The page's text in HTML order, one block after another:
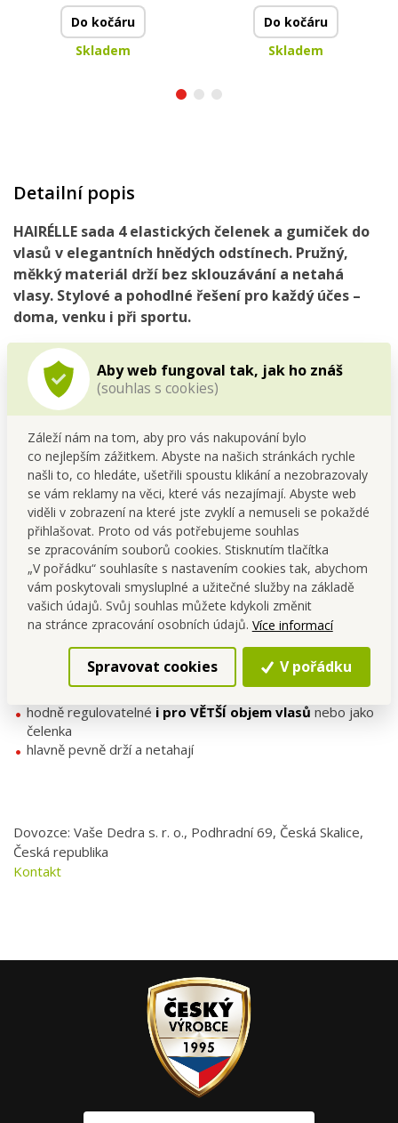
Aby web fungoval tak, jak ho znáš
(souhlas s cookies)
Záleží nám na tom, aby pro vás nakupování bylo
co nejlepším zážitkem. Abyste na našich stránkách rychle
našli to, co hledáte, ušetřili spoustu klikání a nezobrazovaly
se vám reklamy na věci, které vás nezajímají. Abyste web
viděli v zobrazení na které jste zvyklí a nemuseli se pokaždé
přihlašovat. Proto od vás potřebujeme souhlas
se zpracováním souborů cookies. Stisknutím tlačítka
„V pořádku“ souhlasíte s nastavením cookies tak, abychom
vám poskytovali smysluplné a užitečné služby na základě
vašich údajů. Svůj souhlas můžete kdykoli změnit
na stránce zpracování osobních údajů. Více informací
Spravovat cookies V pořádku
Do kočáru
Skladem
Do kočáru
Skladem
Detailní popis
HAIRÉLLE sada 4 elastických čelenek a gumiček do
vlasů v elegantních hnědých odstínech. Pružný,
měkký materiál drží bez sklouzávání a netahá
vlasy. Stylové a pohodlné řešení pro každý účes –
doma, venku i při sportu.
Elastické gumičky/čelenky do vlasů, sada 4 ks
hodně regulovatelné i pro VĚTŠÍ objem vlasů nebo jako
čelenka
hlavně pevně drží a netahají
Dovozce: Vaše Dedra s. r. o., Podhradní 69, Česká Skalice,
Česká republika
Kontakt